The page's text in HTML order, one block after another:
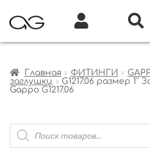
Главная ФИТИНГИ
заглушки
G1217.06 размер
Gappo G1217.06
Поиск
товаров